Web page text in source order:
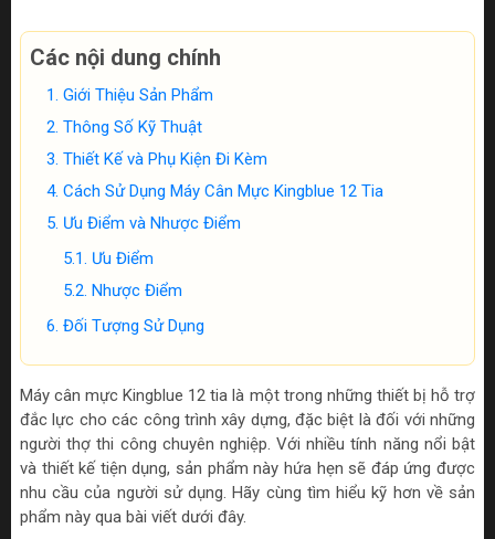
Các nội dung chính
Giới Thiệu Sản Phẩm
Thông Số Kỹ Thuật
Thiết Kế và Phụ Kiện Đi Kèm
Cách Sử Dụng Máy Cân Mực Kingblue 12 Tia
Ưu Điểm và Nhược Điểm
Ưu Điểm
Nhược Điểm
Đối Tượng Sử Dụng
Máy cân mực Kingblue 12 tia là một trong những thiết bị hỗ trợ
đắc lực cho các công trình xây dựng, đặc biệt là đối với những
người thợ thi công chuyên nghiệp. Với nhiều tính năng nổi bật
và thiết kế tiện dụng, sản phẩm này hứa hẹn sẽ đáp ứng được
nhu cầu của người sử dụng. Hãy cùng tìm hiểu kỹ hơn về sản
phẩm này qua bài viết dưới đây.